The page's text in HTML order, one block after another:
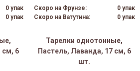
0 упак
0 упак
Скоро на Фрунзе:
0 упак
Скоро на Ватутина:
0 упак
см, 6
Тарелки однотонные,
Пастель, Лаванда, 17 см, 6
шт.